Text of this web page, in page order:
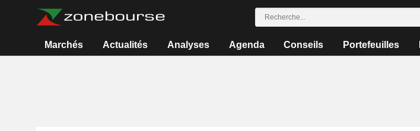
Marchés Actualités Analyses Agenda Conseils Portefeuilles